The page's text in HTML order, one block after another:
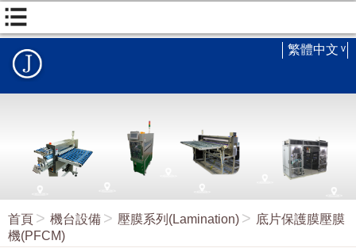
繁體中文
首頁 機台設備 壓膜系列(Lamination)
底片保護膜壓膜
機(PFCM)